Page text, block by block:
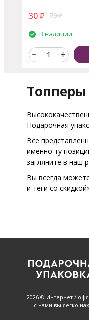
30 ₽ 70₽
В наличии
Топперы
Подарочная
Все
именно ту
загляните в наш
Вы всегда
и теги со
2026 © Интернет /
— с нами вы легко